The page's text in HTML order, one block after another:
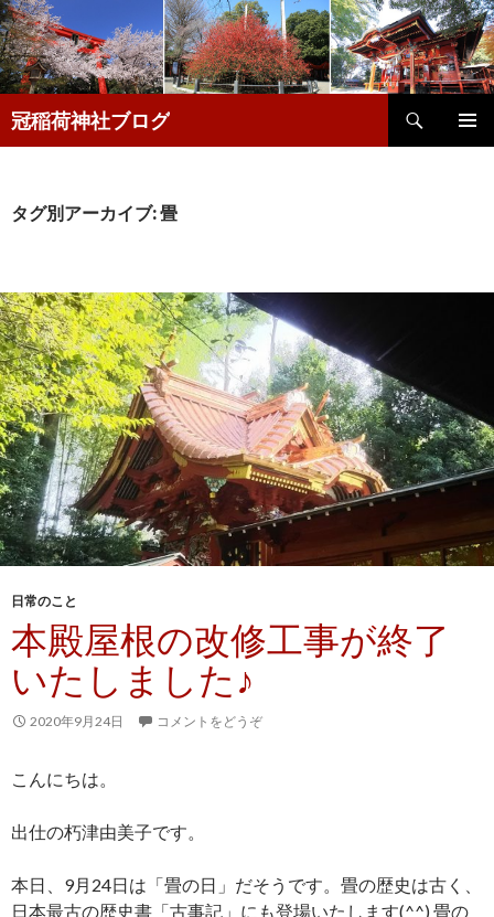
冠稲荷神社ブログ
索
ン
動
タグ別アーカイブ: 畳
日常のこと
本殿屋根の改修工事が終了
いたしました♪
2020年9月24日 コメントをどうぞ
こんにちは。
出仕の朽津由美子です。
本日、9月24日は「畳の日」だそうです。畳の歴史は古く、
日本最古の歴史書「古事記」にも登場いたします(^^) 畳の